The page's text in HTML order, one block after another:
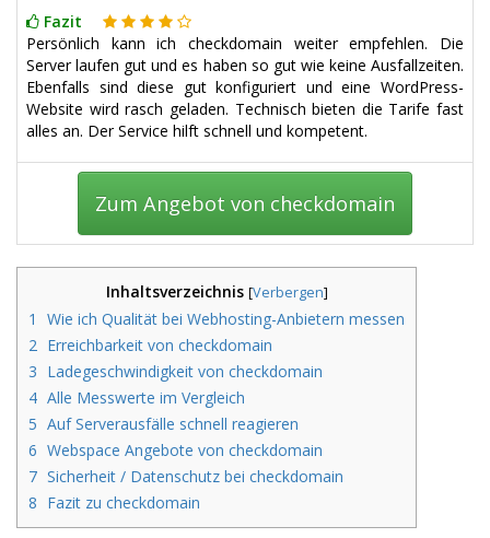
Fazit
Persönlich kann ich checkdomain weiter empfehlen. Die
Server laufen gut und es haben so gut wie keine Ausfallzeiten.
Ebenfalls sind diese gut konfiguriert und eine WordPress-
Website wird rasch geladen. Technisch bieten die Tarife fast
alles an. Der Service hilft schnell und kompetent.
Zum Angebot von checkdomain
Inhaltsverzeichnis [Verbergen]
1
Wie ich Qualität bei Webhosting-Anbietern messen
2 Erreichbarkeit von checkdomain
3 Ladegeschwindigkeit von checkdomain
4 Alle Messwerte im Vergleich
5 Auf Serverausfälle schnell reagieren
6 Webspace Angebote von checkdomain
7 Sicherheit / Datenschutz bei checkdomain
8 Fazit zu checkdomain